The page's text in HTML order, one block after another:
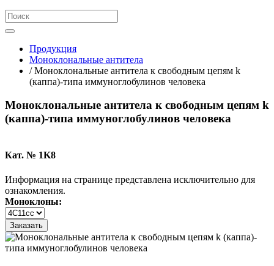
Продукция
Моноклональные антитела
/ Моноклональные антитела к свободным цепям k
(каппа)-типа иммуноглобулинов человека
Моноклональные антитела к свободным цепям k
(каппа)-типа иммуноглобулинов человека
Кат. № 1K8
Информация на странице представлена исключительно для
ознакомления.
Моноклоны:
Заказать